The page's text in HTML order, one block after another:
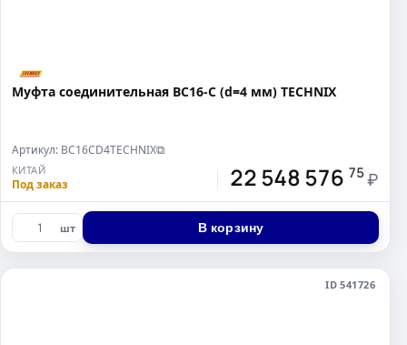
Муфта соединительная BC16-C (d=4 мм) TECHNIX
Артикул: BC16CD4TECHNIX⧉
КИТАЙ
Под заказ 22 548 576 75 ₽
шт В корзину
ID 541726